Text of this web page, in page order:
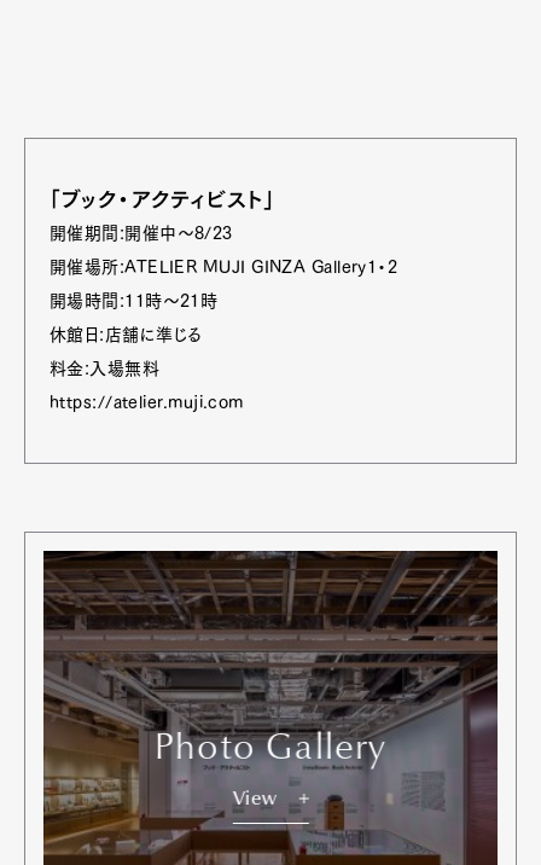
「ブック・アクティビスト」
開催期間:開催中〜8/23
開催場所:ATELIER MUJI GINZA Gallery1・2
開場時間:11時〜21時
休館日:店舗に準じる
料金:入場無料
https://atelier.muji.com
Photo Gallery
View